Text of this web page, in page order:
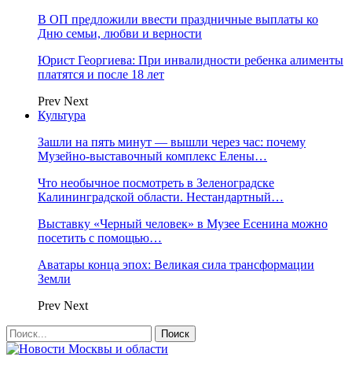
В ОП предложили ввести праздничные выплаты ко
Дню семьи, любви и верности
Юрист Георгиева: При инвалидности ребенка алименты
платятся и после 18 лет
Prev Next
Культура
Зашли на пять минут — вышли через час: почему
Музейно-выставочный комплекс Елены…
Что необычное посмотреть в Зеленоградске
Калининградской области. Нестандартный…
Выставку «Черный человек» в Музее Есенина можно
посетить с помощью…
Аватары конца эпох: Великая сила трансформации
Земли
Prev Next